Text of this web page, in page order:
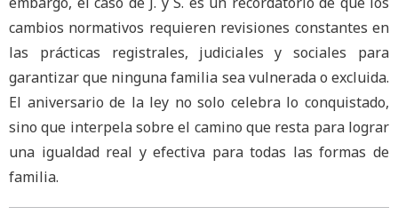
cambios normativos requieren revisiones constantes en
las prácticas registrales, judiciales y sociales para
garantizar que ninguna familia sea vulnerada o excluida.
El aniversario de la ley no solo celebra lo conquistado,
sino que interpela sobre el camino que resta para lograr
una igualdad real y efectiva para todas las formas de
familia.